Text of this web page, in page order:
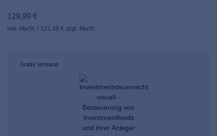
129,99 €
inkl. MwSt. 121,49 € zzgl. MwSt.
Gratis Versand